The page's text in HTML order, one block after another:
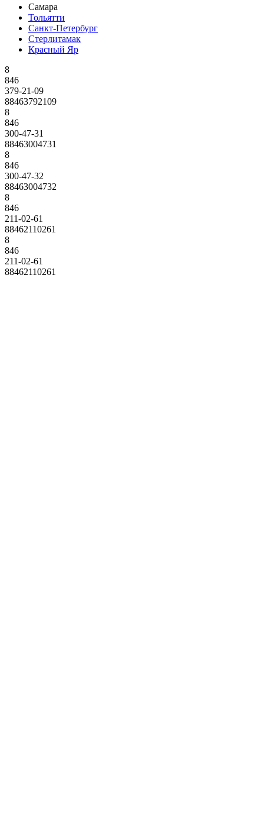
Самара
Тольятти
Санкт-Петербург
Стерлитамак
Красный Яр
8
846
379-21-09
88463792109
8
846
300-47-31
88463004731
8
846
300-47-32
88463004732
8
846
211-02-61
88462110261
8
846
211-02-61
88462110261